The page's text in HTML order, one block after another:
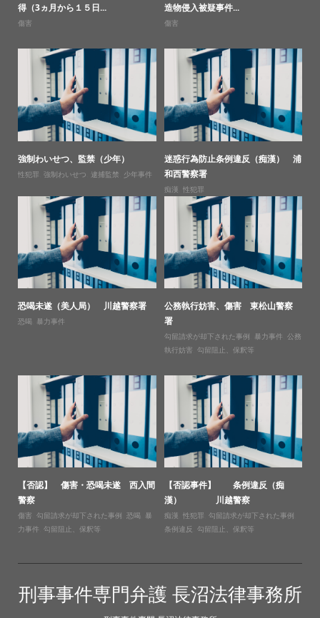
得（3ヵ月から１５日...
傷害
造物侵入被疑事件...
傷害
強制わいせつ、監禁（少年）
性犯罪 強制わいせつ 逮捕監禁 少年事件
迷惑行為防止条例違反（痴漢） 浦
和西警察署
痴漢 性犯罪
恐喝未遂（美人局） 川越警察署
恐喝 暴力事件
公務執行妨害、傷害 東松山警察
署
勾留請求が却下された事例 暴力事件
公務
執行妨害
勾留阻止、保釈等
【否認】 傷害・恐喝未遂 西入間
警察
傷害 勾留請求が却下された事例 恐喝
暴
力事件
勾留阻止、保釈等
【否認事件】 条例違反（痴
漢） 川越警察
痴漢 性犯罪 勾留請求が却下された事例
条例違反
勾留阻止、保釈等
刑事事件専門弁護 長沼法律事務所